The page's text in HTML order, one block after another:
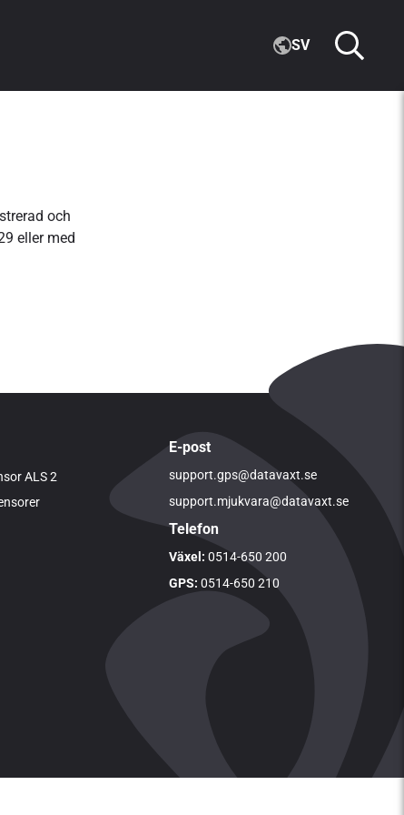
SV
och
eller med
ALS 2
E-post
support.gps@datavaxt.se
support.mjukvara@datavaxt.se
Telefon
Växel: 0514-650 200
GPS: 0514-650 210